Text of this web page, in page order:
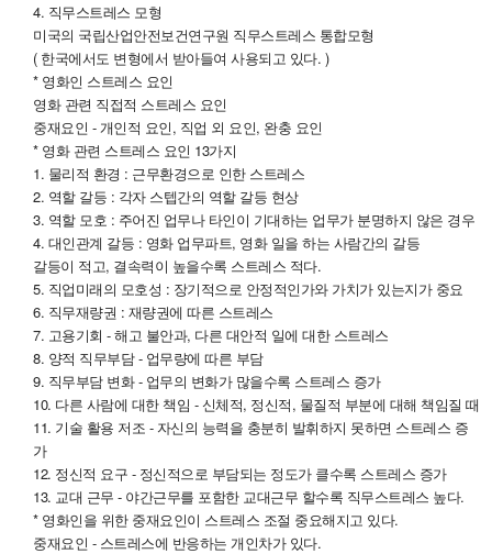
4. 직무스트레스 모형
미국의 국립산업안전보건연구원 직무스트레스 통합모형
( 한국에서도 변형에서 받아들여 사용되고 있다. )
* 영화인 스트레스 요인
영화 관련 직접적 스트레스 요인
중재요인 - 개인적 요인, 직업 외 요인, 완충 요인
* 영화 관련 스트레스 요인 13가지
1. 물리적 환경 : 근무환경으로 인한 스트레스
2. 역할 갈등 : 각자 스텝간의 역할 갈등 현상
3. 역할 모호 : 주어진 업무나 타인이 기대하는 업무가 분명하지 않은 경우
4. 대인관계 갈등 : 영화 업무파트, 영화 일을 하는 사람간의 갈등
갈등이 적고, 결속력이 높을수록 스트레스 적다.
5. 직업미래의 모호성 : 장기적으로 안정적인가와 가치가 있는지가 중요
6. 직무재량권 : 재량권에 따른 스트레스
7. 고용기회 - 해고 불안과, 다른 대안적 일에 대한 스트레스
8. 양적 직무부담 - 업무량에 따른 부담
9. 직무부담 변화 - 업무의 변화가 많을수록 스트레스 증가
10. 다른 사람에 대한 책임 - 신체적, 정신적, 물질적 부분에 대해 책임질 때
11. 기술 활용 저조 - 자신의 능력을 충분히 발휘하지 못하면 스트레스 증
가
12. 정신적 요구 - 정신적으로 부담되는 정도가 클수록 스트레스 증가
13. 교대 근무 - 야간근무를 포함한 교대근무 할수록 직무스트레스 높다.
* 영화인을 위한 중재요인이 스트레스 조절 중요해지고 있다.
중재요인 - 스트레스에 반응하는 개인차가 있다.